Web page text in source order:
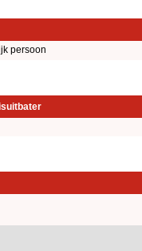
persoon